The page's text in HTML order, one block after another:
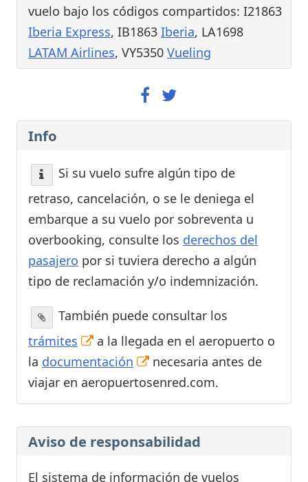
vuelo bajo los códigos compartidos: I21863
Iberia Express, IB1863 Iberia, LA1698
LATAM Airlines, VY5350 Vueling
Info
Si su vuelo sufre algún tipo de
retraso, cancelación, o se le deniega el
embarque a su vuelo por sobreventa u
overbooking, consulte los derechos del
pasajero por si tuviera derecho a algún
tipo de reclamación y/o indemnización.
También puede consultar los
trámites
a la llegada en el aeropuerto o
la documentación
necesaria antes de
viajar en aeropuertosenred.com.
Aviso de responsabilidad
El sistema de información de vuelos